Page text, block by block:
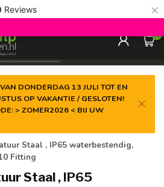
Reviews ×
prijs
0
DONDERDAG 13 JULI TOT EN
OP VAKANTIE / GESLOTEN!
> ZOMER2026 < BIJ UW
Staal , IP65 waterbestendig,
Fitting
Staal , IP65